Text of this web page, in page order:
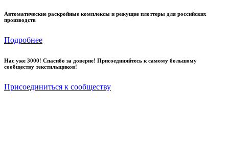
Автоматические раскройные комплексы и режущие плоттеры для российских
производств
Подробнее
Нас уже 3000! Спасибо за доверие! Присоединяйтесь к самому большому
сообществу текстильщиков!
Присоединиться к сообществу